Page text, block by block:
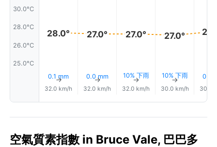
30.0°C
28.0°C
26.0°C
25.0°C
28.0°
0.1 mm
↑
32.0 km/h
27.0°
0.0 mm
↑
32.0 km/h
27.0°
10% 下雨
↑
32.0 km/h
27.0°
10% 下雨
↑
30.0 km/h
0.0
30.0
空氣質素指數 in Bruce Vale, 巴巴多